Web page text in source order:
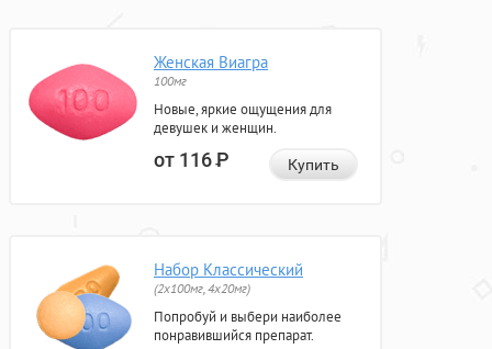
Женская Виагра
100мг
Новые, яркие ощущения для
девушек и женщин.
от 116Р Купить
Набор Классический
(2x100мг, 4x20мг)
Попробуй и выбери наиболее
понравившийся препарат.